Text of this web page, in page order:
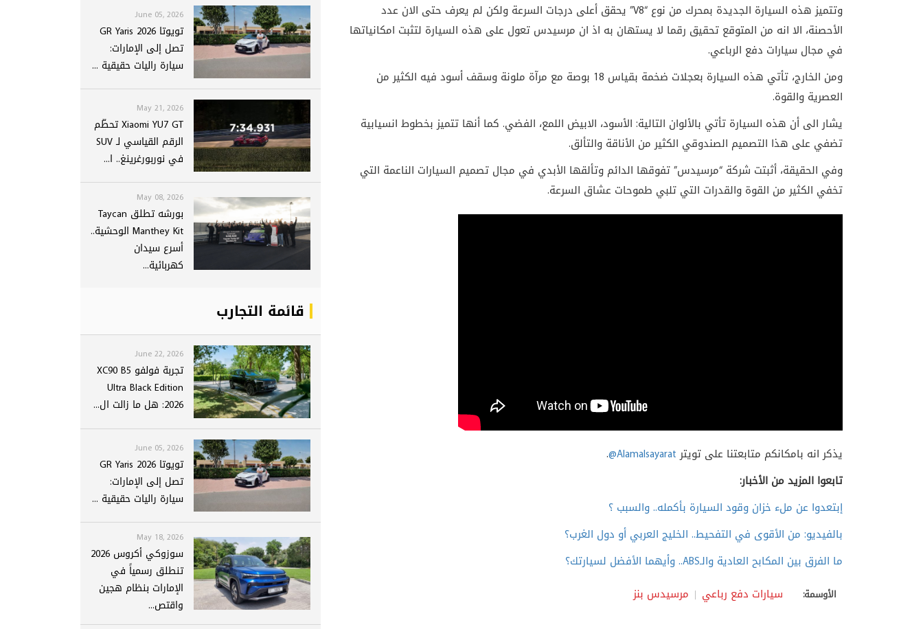
وتتميز هذه السيارة الجديدة بمحرك من نوع “V8” يحقق أعلى درجات السرعة ولكن لم يعرف حتى الان عدد
الأحصنة، الا انه من المتوقع تحقيق رقما لا يستهان به اذ ان مرسيدس تعول على هذه السيارة لتثبت امكانياتها
في مجال سيارات دفع الرباعي.
ومن الخارج، تأتي هذه السيارة بعجلات ضخمة بقياس 18 بوصة مع مرآة ملونة وسقف أسود فيه الكثير من
العصرية والقوة.
يشار الى أن هذه السيارة تأتي بالألوان التالية: الأسود، الابيض اللمع، الفضي. كما أنها تتميز بخطوط انسيابية
تضفي على هذا التصميم الصندوقي الكثير من الأناقة والتألق.
وفي الحقيقة، أثبتت شركة “مرسيدس” تفوقها الدائم وتألقها الأبدي في مجال تصميم السيارات الناعمة التي
تخفي الكثير من القوة والقدرات التي تلبي طموحات عشاق السرعة.
يذكر انه بامكانكم متابعتنا على تويتر@Alamalsayarat
.
تابعوا المزيد من الأخبار:
إبتعدوا عن ملء خزان وقود السيارة بأكمله.. والسبب ؟
بالفيديو: من الأقوى في التفحيط.. الخليج العربي أو دول الغرب؟
ما الفرق بين المكابح العادية والـABS.. وأيهما الأفضل لسيارتك؟
الأوسمة: سيارات دفع رباعي مرسيدس بنز
June 05, 2026
تويوتا GR Yaris 2026
تصل إلى الإمارات:
سيارة راليات حقيقية ...
May 21, 2026
Xiaomi YU7 GT تحطّم
الرقم القياسي لـ SUV
في نوربورغرينغ.. ا...
May 08, 2026
بورشه تطلق Taycan
Manthey Kit الوحشية..
أسرع سيدان
كهربائية...
قائمة التجارب
June 22, 2026
تجربة فولفو XC90 B5
Ultra Black Edition
2026: هل ما زالت ال...
June 05, 2026
تويوتا GR Yaris 2026
تصل إلى الإمارات:
سيارة راليات حقيقية ...
May 18, 2026
سوزوكي أكروس 2026
تنطلق رسمياً في
الإمارات بنظام هجين
واقتص...